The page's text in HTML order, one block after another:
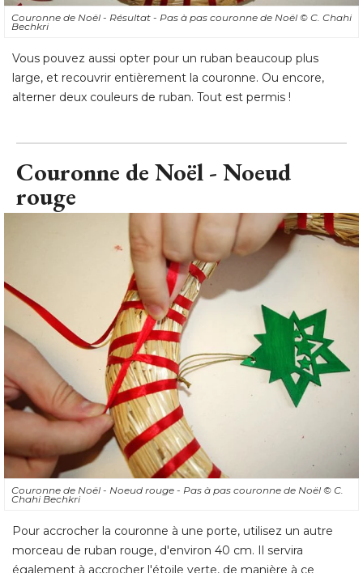
Couronne de Noël - Résultat - Pas à pas couronne de Noël © C. Chahi
Bechkri
Vous pouvez aussi opter pour un ruban beaucoup plus
large, et recouvrir entièrement la couronne. Ou encore,
alterner deux couleurs de ruban. Tout est permis !
Couronne de Noël - Noeud
rouge
Couronne de Noël - Noeud rouge - Pas à pas couronne de Noël © C.
Chahi Bechkri
Pour accrocher la couronne à une porte, utilisez un autre
morceau de ruban rouge, d'environ 40 cm. Il servira
également à accrocher l'étoile verte, de manière à ce